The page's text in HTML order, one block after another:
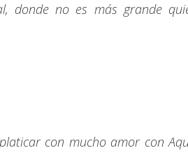
donde no es más grande
con mucho amor con